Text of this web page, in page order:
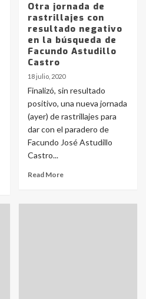
Otra jornada de
rastrillajes con
resultado negativo
en la búsqueda de
Facundo Astudillo
Castro
18 julio, 2020
Finalizó, sin resultado
positivo, una nueva jornada
(ayer) de rastrillajes para
dar con el paradero de
Facundo José Astudillo
Castro...
Read More